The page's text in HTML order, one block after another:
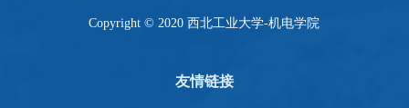
Copyright © 2020 西北工业大学-机电学院
友情链接